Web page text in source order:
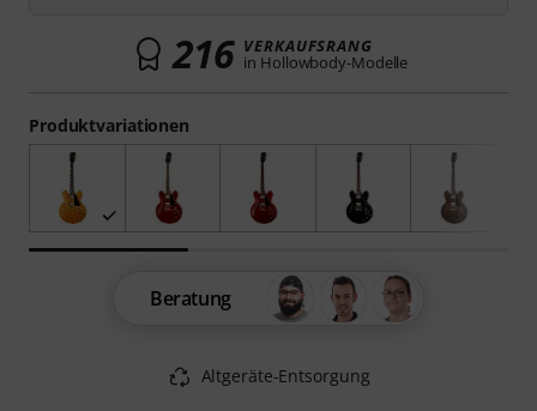
Produktvariationen
216 VERKAUFSRANG
in Hollowbody-Modelle
Beratung
Altgeräte-Entsorgung